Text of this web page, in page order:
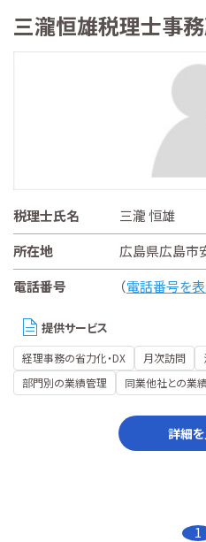
三瀧恒雄税理士事
税理士氏名
三瀧 恒雄
所在地
広島県広島市
電話番号
（電話番号を
提供サービス
経理事務の省力化・DX 月次訪問
部門別の業績管理
同業他社との業
詳細
1